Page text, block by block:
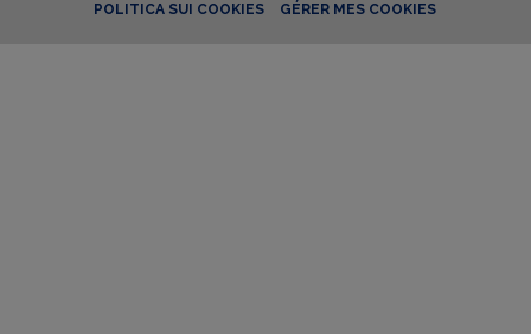
POLITICA SUI COOKIES
GÉRER MES COOKIES